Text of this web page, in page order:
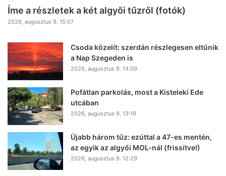
Íme a részletek a két algyői tűzről (fotók)
2026, augusztus 9. 15:07
Csoda közelít: szerdán részlegesen eltűnik
a Nap Szegeden is
2026, augusztus 9. 14:09
Pofátlan parkolás, most a Kisteleki Ede
utcában
2026, augusztus 9. 13:19
Újabb három tűz: ezúttal a 47-es mentén,
az egyik az algyői MOL-nál (frissítve!)
2026, augusztus 9. 12:29